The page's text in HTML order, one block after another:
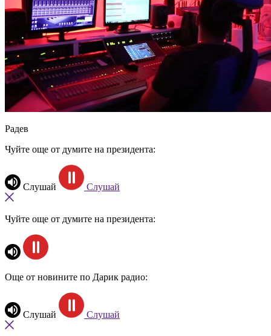
Радев
Чуйте още от думите на президента:
Слушай Слушай
Чуйте още от думите на президента:
Още от новините по Дарик радио:
Слушай Слушай